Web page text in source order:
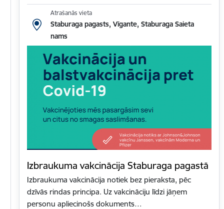
Atrašanās vieta
Staburaga pagasts, Vīgante, Staburaga Saieta
nams
Izbraukuma vakcinācija Staburaga pagastā
Izbraukuma vakcinācija notiek bez pieraksta, pēc
dzīvās rindas principa. Uz vakcināciju līdzi jāņem
personu apliecinošs dokuments…